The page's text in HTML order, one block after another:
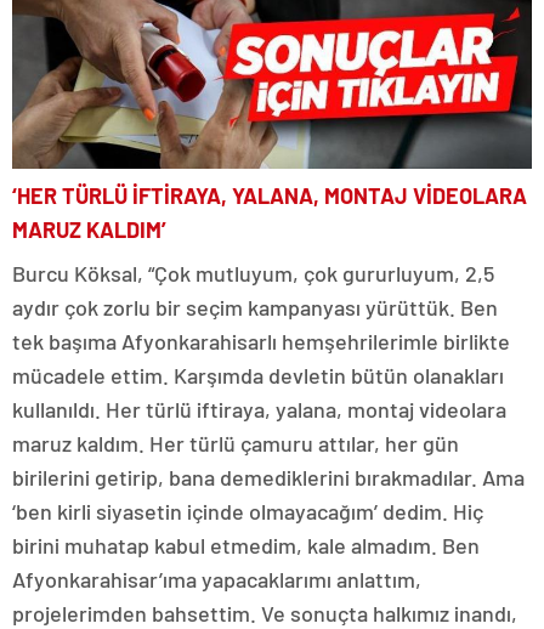
‘HER TÜRLÜ İFTİRAYA, YALANA, MONTAJ VİDEOLARA
MARUZ KALDIM’
Burcu Köksal, “Çok mutluyum, çok gururluyum, 2,5
aydır çok zorlu bir seçim kampanyası yürüttük. Ben
tek başıma Afyonkarahisarlı hemşehrilerimle birlikte
mücadele ettim. Karşımda devletin bütün olanakları
kullanıldı. Her türlü iftiraya, yalana, montaj videolara
maruz kaldım. Her türlü çamuru attılar, her gün
birilerini getirip, bana demediklerini bırakmadılar. Ama
‘ben kirli siyasetin içinde olmayacağım’ dedim. Hiç
birini muhatap kabul etmedim, kale almadım. Ben
Afyonkarahisar’ıma yapacaklarımı anlattım,
projelerimden bahsettim. Ve sonuçta halkımız inandı,